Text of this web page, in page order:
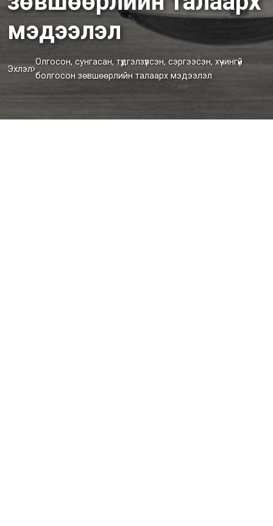
мэдээлэл
Эхлэл
Олгосон, сунгасан, түдгэлзүүлсэн, сэргээсэн, хүчингүй
болгосон зөвшөөрлийн талаарх мэдээлэл